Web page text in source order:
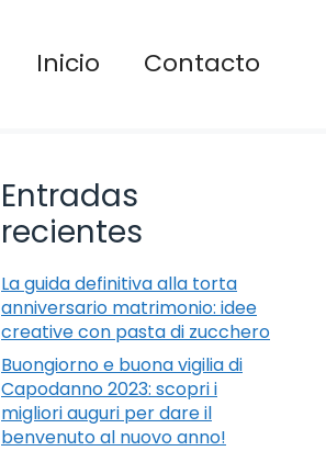
Inicio Contacto
Entradas
recientes
La guida definitiva alla torta
anniversario matrimonio: idee
creative con pasta di zucchero
Buongiorno e buona vigilia di
Capodanno 2023: scopri i
migliori auguri per dare il
benvenuto al nuovo anno!